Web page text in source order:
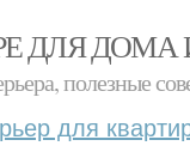
ДЛЯ ДОМА
полезные
для